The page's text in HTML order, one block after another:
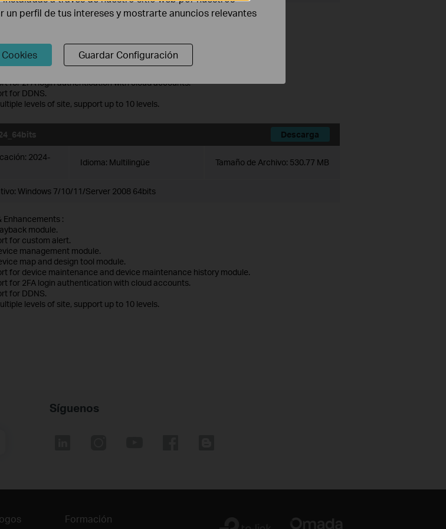
Enhancements :
management module.
map and design tool module.
for 2FA login authentication with cloud accounts.
for DDNS.
levels of site, support up to 10 levels.
Descarga
2024-
Idioma: Multilingüe Tamaño de Archivo: 530.77 MB
Windows 7/10/11/Server 2008 64bits
Enhancements :
module.
for custom alert.
management module.
map and design tool module.
for device maintenance and device maintenance history module.
for 2FA login authentication with cloud accounts.
for DDNS.
levels of site, support up to 10 levels.
Síguenos
Formación
perfil de tus intereses y mostrarte anuncios relevantes
Guardar Configuración